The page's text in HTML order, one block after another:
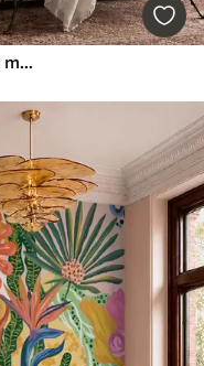
Sneklædte bjergtoppe og en rolig sø med et spejlblankt overflade